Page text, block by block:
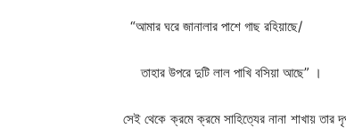
“আমার ঘরে জানালার পাশে গাছ রহিয়াছে/
তাহার উপরে দুটি লাল পাখি বসিয়া আছে” ।
সেই থেকে ক্রমে ক্রমে সাহিত্যের নানা শাখায়